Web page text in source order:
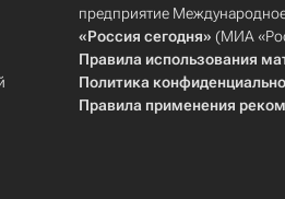
предприятие
«Россия сегодня» (МИА
Правила использования
Политика
Правила применения